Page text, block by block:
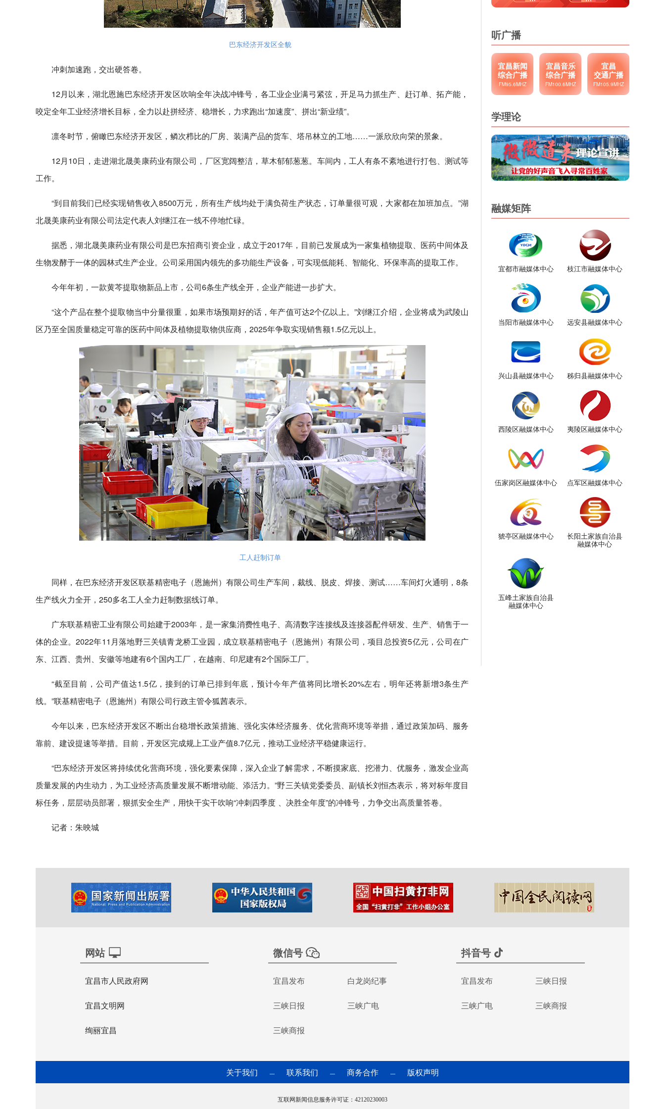
巴东经济开发区全貌
冲刺加速跑，交出硬答卷。
12月以来，湖北恩施巴东经济开发区吹响全年决战冲锋号，各工业企业满弓紧弦，开足马力抓生产、赶订单、拓产能，
咬定全年工业经济增长目标，全力以赴拼经济、稳增长，力求跑出“加速度”、拼出“新业绩”。
凛冬时节，俯瞰巴东经济开发区，鳞次栉比的厂房、装满产品的货车、塔吊林立的工地……一派欣欣向荣的景象。
12月10日，走进湖北晟美康药业有限公司，厂区宽阔整洁，草木郁郁葱葱。车间内，工人有条不紊地进行打包、测试等
工作。
“到目前我们已经实现销售收入8500万元，所有生产线均处于满负荷生产状态，订单量很可观，大家都在加班加点。”湖
北晟美康药业有限公司法定代表人刘继江在一线不停地忙碌。
据悉，湖北晟美康药业有限公司是巴东招商引资企业，成立于2017年，目前已发展成为一家集植物提取、医药中间体及
生物发酵于一体的园林式生产企业。公司采用国内领先的多功能生产设备，可实现低能耗、智能化、环保率高的提取工作。
今年年初，一款黄芩提取物新品上市，公司6条生产线全开，企业产能进一步扩大。
“这个产品在整个提取物当中分量很重，如果市场预期好的话，年产值可达2个亿以上。”刘继江介绍，企业将成为武陵山
区乃至全国质量稳定可靠的医药中间体及植物提取物供应商，2025年争取实现销售额1.5亿元以上。
工人赶制订单
同样，在巴东经济开发区联基精密电子（恩施州）有限公司生产车间，裁线、脱皮、焊接、测试……车间灯火通明，8条
生产线火力全开，250多名工人全力赶制数据线订单。
广东联基精密工业有限公司始建于2003年，是一家集消费性电子、高清数字连接线及连接器配件研发、生产、销售于一
体的企业。2022年11月落地野三关镇青龙桥工业园，成立联基精密电子（恩施州）有限公司，项目总投资5亿元，公司在广
东、江西、贵州、安徽等地建有6个国内工厂，在越南、印尼建有2个国际工厂。
“截至目前，公司产值达1.5亿，接到的订单已排到年底，预计今年产值将同比增长20%左右，明年还将新增3条生产
线。”联基精密电子（恩施州）有限公司行政主管令狐茜表示。
今年以来，巴东经济开发区不断出台稳增长政策措施、强化实体经济服务、优化营商环境等举措，通过政策加码、服务
靠前、建设提速等举措。目前，开发区完成规上工业产值8.7亿元，推动工业经济平稳健康运行。
“巴东经济开发区将持续优化营商环境，强化要素保障，深入企业了解需求，不断摸家底、挖潜力、优服务，激发企业高
质量发展的内生动力，为工业经济高质量发展不断增动能、添活力。”野三关镇党委委员、副镇长刘恒杰表示，将对标年度目
标任务，层层动员部署，狠抓安全生产，用快干实干吹响“冲刺四季度 、决胜全年度”的冲锋号，力争交出高质量答卷。
记者：朱映城
听广播
宜昌新闻
综合广播
FM95.6MHZ
宜昌音乐
综合广播
FM100.6MHZ
宜昌
交通广播
FM105.9MHZ
学理论
融媒矩阵
宜都市融媒体中心 枝江市融媒体中心
当阳市融媒体中心 远安县融媒体中心
兴山县融媒体中心 秭归县融媒体中心
西陵区融媒体中心 夷陵区融媒体中心
伍家岗区融媒体中心 点军区融媒体中心
猇亭区融媒体中心
长阳土家族自治县
融媒体中心
五峰土家族自治县
融媒体中心
网站
宜昌市人民政府网
宜昌文明网
绚丽宜昌
微信号
宜昌发布 白龙岗纪事
三峡日报 三峡广电
三峡商报
抖音号
宜昌发布 三峡日报
三峡广电 三峡商报
关于我们 — 联系我们 — 商务合作 — 版权声明
互联网新闻信息服务许可证：42120230003